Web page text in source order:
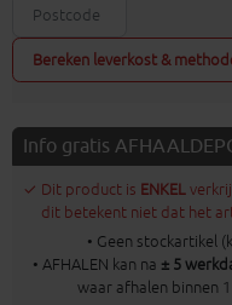
Bereken leverkost &
Info gratis
✓ Dit product is ENKEL
dit betekent niet dat het
• Geen stockartikel
• AFHALEN kan na ± 5
waar afhalen binnen